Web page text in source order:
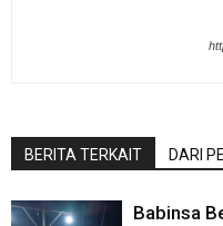
BERITA TERKAIT DARI
Babinsa